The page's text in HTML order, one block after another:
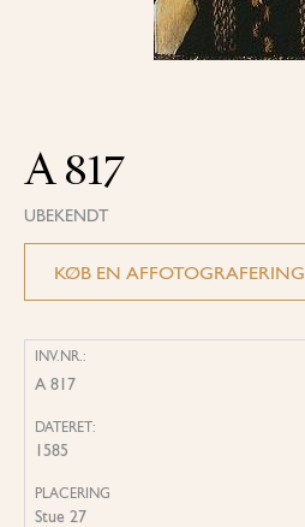
A 817
UBEKENDT
KØB EN AFFOTOGRAFERING
INV.NR.:
A 817
DATERET:
1585
PLACERING
Stue 27